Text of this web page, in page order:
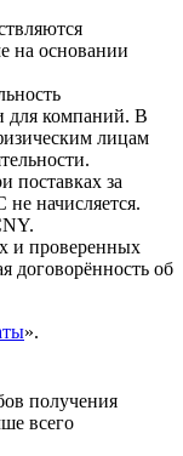
на основании
для компаний. В
лицам
поставках за
начисляется.
и проверенных
договорённость об
».
получения
всего